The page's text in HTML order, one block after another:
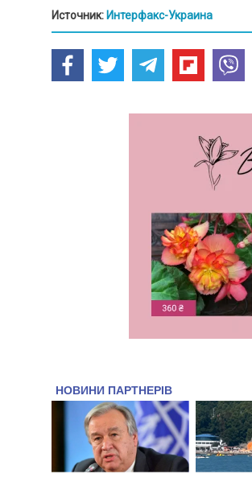
Источник: Интерфакс-Украина